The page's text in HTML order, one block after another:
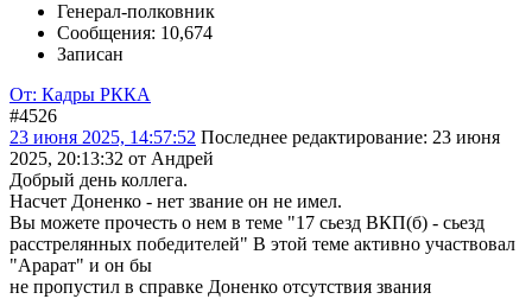
Генерал-полковник
Сообщения: 10,674
Записан
От: Кадры РККА
#4526
23 июня 2025, 14:57:52 Последнее редактирование: 23 июня
2025, 20:13:32 от Андрей
Добрый день коллега.
Насчет Доненко - нет звание он не имел.
Вы можете прочесть о нем в теме "17 сьезд ВКП(б) - сьезд
расстрелянных победителей" В этой теме активно участвовал
"Арарат" и он бы
не пропустил в справке Доненко отсутствия звания